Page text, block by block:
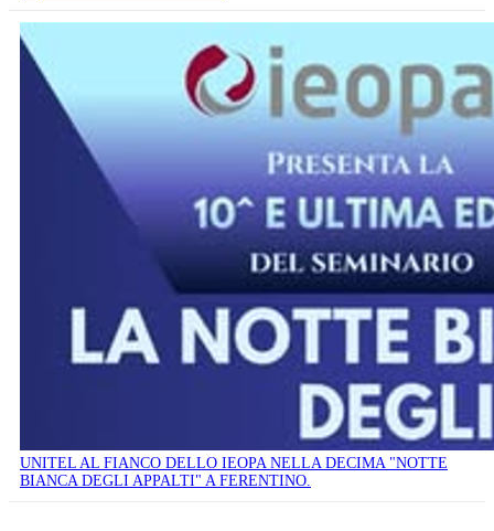
UNITEL AL FIANCO DELLO IEOPA NELLA DECIMA "NOTTE
BIANCA DEGLI APPALTI" A FERENTINO.